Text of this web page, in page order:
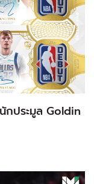
กประมูล Goldin